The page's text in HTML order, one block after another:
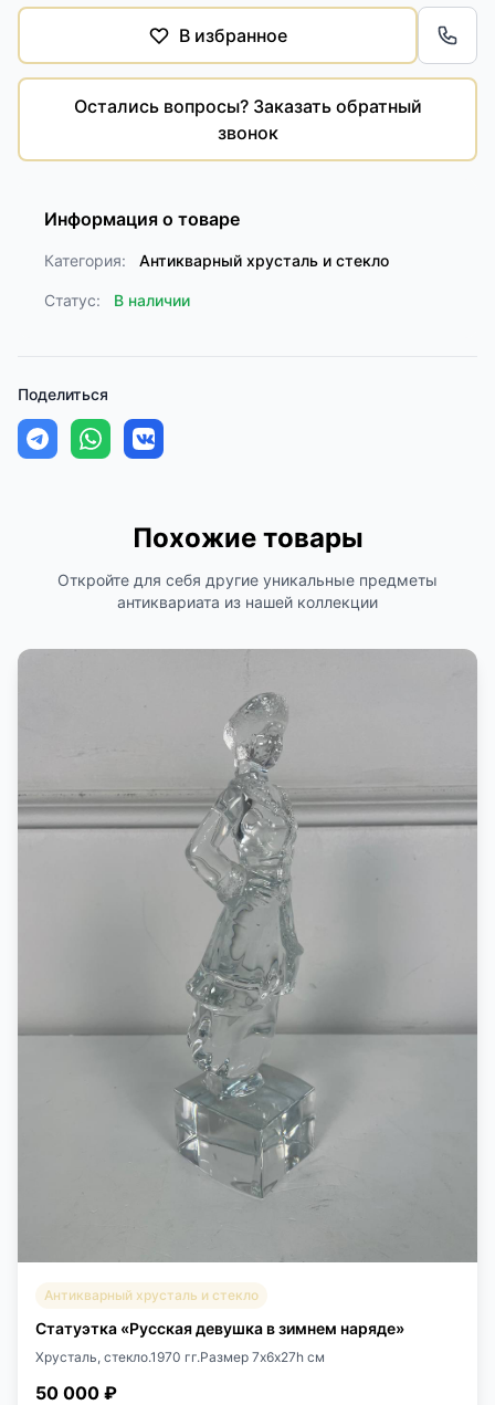
В избранное
Остались вопросы? Заказать обратный
звонок
Информация о товаре
Категория: Антикварный хрусталь и стекло
Статус: В наличии
Поделиться
Похожие товары
Откройте для себя другие уникальные предметы
антиквариата из нашей коллекции
Антикварный хрусталь и стекло
Статуэтка «Русская девушка в зимнем наряде»
Хрусталь, стекло.1970 гг.Размер 7х6х27h см
50 000 ₽